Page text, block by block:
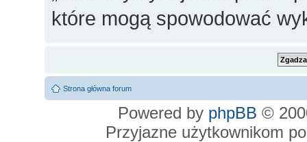
które mogą spowodować
Strona główna forum
Powered by phpBB ©
Przyjazne użytkownikom